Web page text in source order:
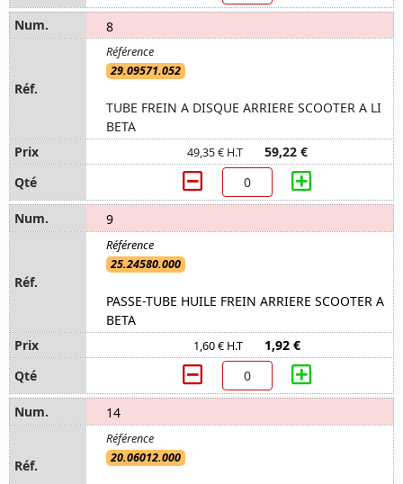
8
29.09571.052
TUBE FREIN A DISQUE ARRIERE SCOOTER A LI
BETA
49,35 € H.T 59,22 €
9
25.24580.000
PASSE-TUBE HUILE FREIN ARRIERE SCOOTER A
BETA
1,60 € H.T 1,92 €
14
20.06012.000